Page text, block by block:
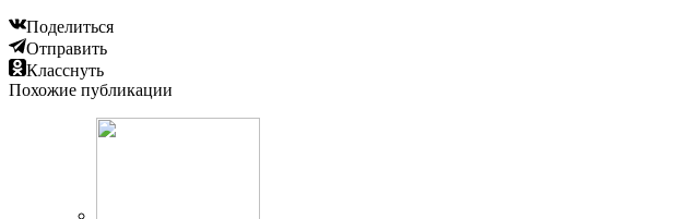
Поделиться
Отправить
Класснуть
Похожие публикации